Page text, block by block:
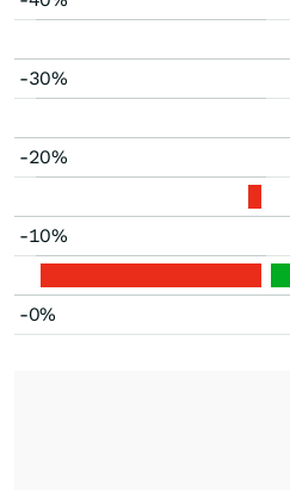
-30%
-20%
-10%
-0%